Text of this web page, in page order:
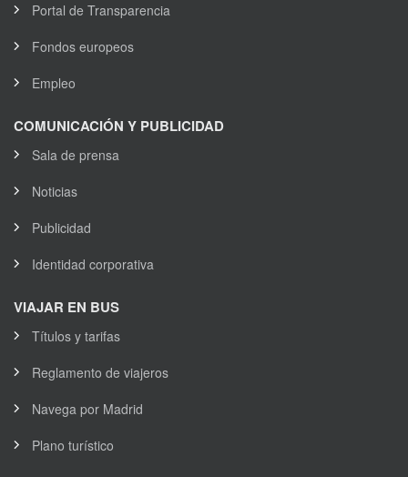
Portal de Transparencia
Fondos europeos
Empleo
COMUNICACIÓN Y PUBLICIDAD
Sala de prensa
Noticias
Publicidad
Identidad corporativa
VIAJAR EN BUS
Títulos y tarifas
Reglamento de viajeros
Navega por Madrid
Plano turístico